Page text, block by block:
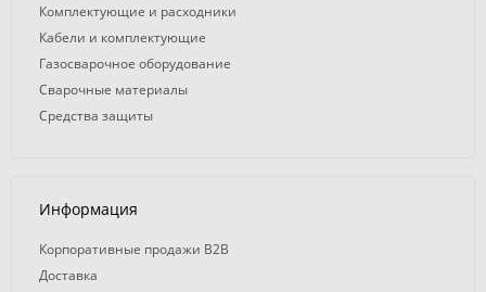
Комплектующие и расходники
Кабели и комплектующие
Газосварочное оборудование
Сварочные материалы
Средства защиты
Информация
Корпоративные продажи B2B
Доставка